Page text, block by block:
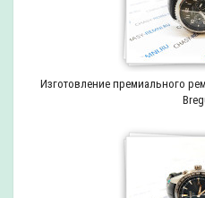
Изготовление премиального